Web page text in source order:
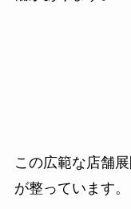
この広範な店舗
が整っています。